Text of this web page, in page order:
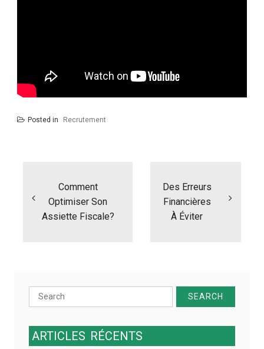
Posted in Recrutement
Comment
Optimiser Son
Assiette Fiscale?
Des Erreurs
Financières
À Éviter
Search
for:
ARTICLES RÉCENTS